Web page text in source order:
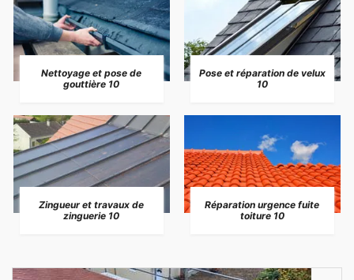
Nettoyage et pose de
gouttière 10
Pose et réparation de velux
10
Zingueur et travaux de
zinguerie 10
Réparation urgence fuite
toiture 10